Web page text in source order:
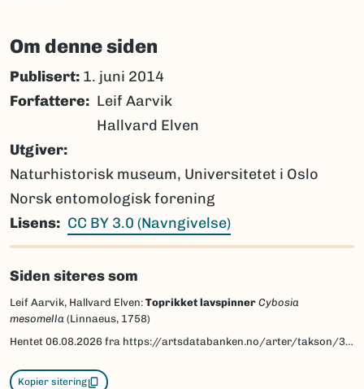
Om denne siden
Publisert: 1. juni 2014
Forfattere
Leif Aarvik
Hallvard Elven
Utgiver
Naturhistorisk museum, Universitetet i Oslo
Norsk entomologisk forening
Lisens
CC BY 3.0 (Navngivelse)
Siden siteres som
Leif Aarvik, Hallvard Elven: Toprikket lavspinner Cybosia
mesomella (Linnaeus, 1758)
Hentet 06.08.2026 fra https://artsdatabanken.no/arter/takson/30473/beskrivelse
Kopier sitering